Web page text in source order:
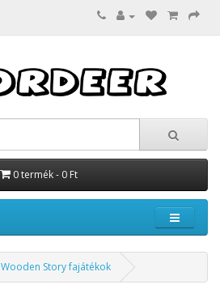
0 termék - 0 Ft
Wooden Story fajátékok